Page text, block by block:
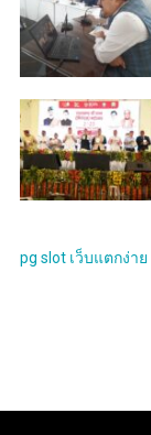
pg slot เว็บแตกง่าย